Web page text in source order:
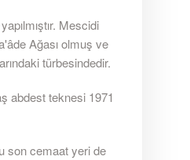
Mescidi
Ağası olmuş ve
türbesindedir.
abdest teknesi 1971
son cemaat yeri de